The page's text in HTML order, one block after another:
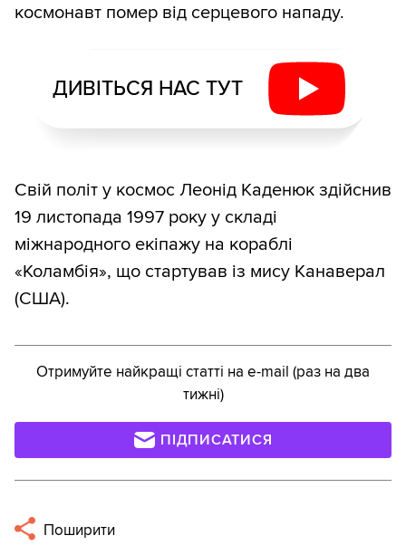
космонавт помер від серцевого нападу.
ДИВІТЬСЯ НАС ТУТ
Свій політ у космос Леонід Каденюк здійснив
19 листопада 1997 року у складі
міжнародного екіпажу на кораблі
«Коламбія», що стартував із мису Канаверал
(США).
Отримуйте найкращі статті на e-mail (раз на два
тижні)
ПІДПИСАТИСЯ
Поширити